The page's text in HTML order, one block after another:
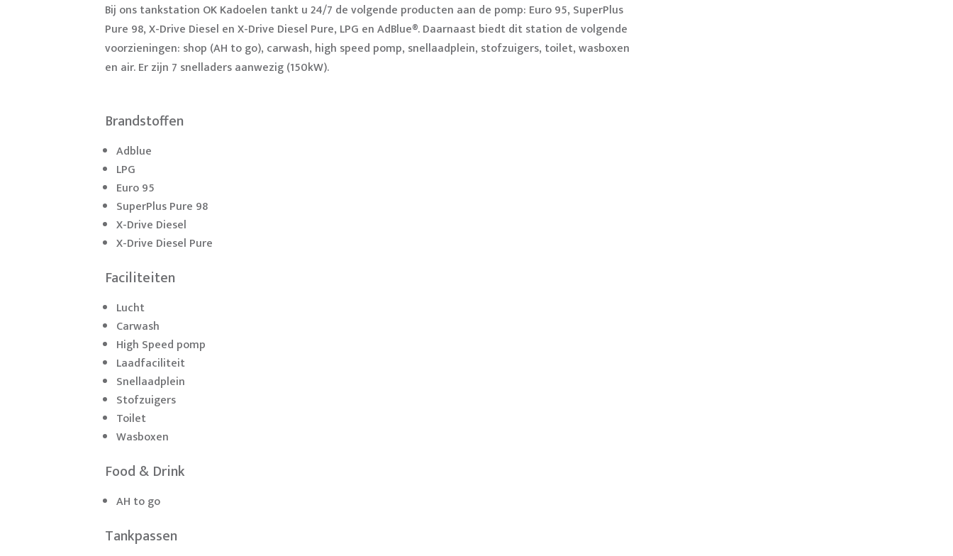
Bij ons tankstation OK Kadoelen tankt u 24/7 de volgende producten aan de pomp: Euro 95, SuperPlus
Pure 98, X-Drive Diesel en X-Drive Diesel Pure, LPG en AdBlue®. Daarnaast biedt dit station de volgende
voorzieningen: shop (AH to go), carwash, high speed pomp, snellaadplein, stofzuigers, toilet, wasboxen
en air. Er zijn 7 snelladers aanwezig (150kW).
Brandstoffen
Adblue
LPG
Euro 95
SuperPlus Pure 98
X-Drive Diesel
X-Drive Diesel Pure
Faciliteiten
Lucht
Carwash
High Speed pomp
Laadfaciliteit
Snellaadplein
Stofzuigers
Toilet
Wasboxen
Food & Drink
AH to go
Tankpassen